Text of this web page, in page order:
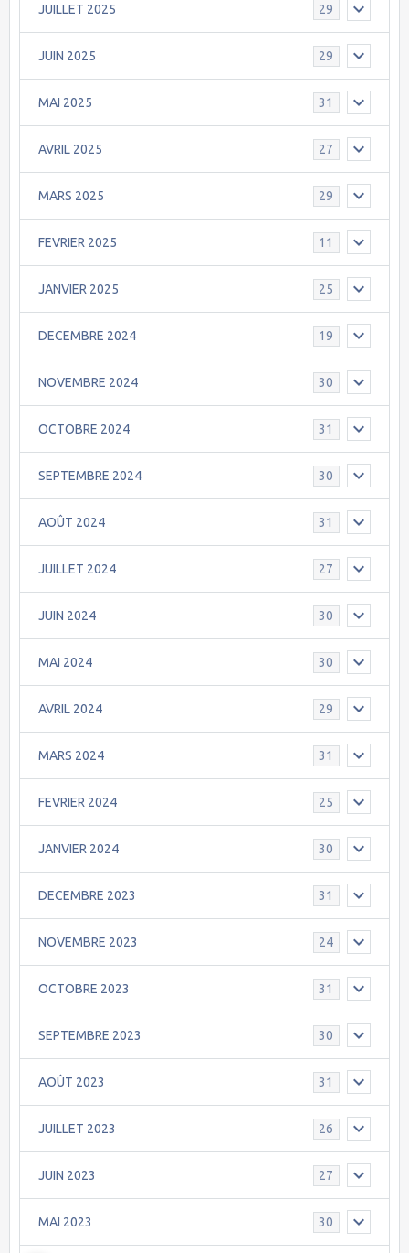
JUILLET 2025 29
JUIN 2025 29
MAI 2025 31
AVRIL 2025 27
MARS 2025 29
FEVRIER 2025 11
JANVIER 2025 25
DECEMBRE 2024 19
NOVEMBRE 2024 30
OCTOBRE 2024 31
SEPTEMBRE 2024 30
AOÛT 2024 31
JUILLET 2024 27
JUIN 2024 30
MAI 2024 30
AVRIL 2024 29
MARS 2024 31
FEVRIER 2024 25
JANVIER 2024 30
DECEMBRE 2023 31
NOVEMBRE 2023 24
OCTOBRE 2023 31
SEPTEMBRE 2023 30
AOÛT 2023 31
JUILLET 2023 26
JUIN 2023 27
MAI 2023 30